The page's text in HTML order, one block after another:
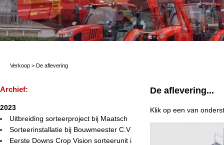
Verkoop > De aflevering
Archief:
2023
Uitbreiding sorteerproject bij Maatsch
Sorteerinstallatie bij Bouwmeester C.V
Eerste Downs Crop Vision sorteerunit i
De aflevering...
Klik op een van